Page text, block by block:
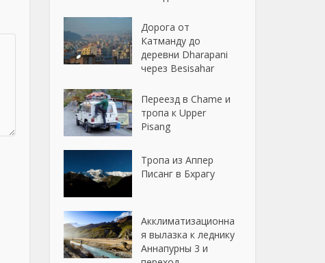
Дорога от
Катманду до
деревни Dharapani
через Besisahar
Переезд в Chame и
тропа к Upper
Pisang
Тропа из Аппер
Писанг в Бхрагу
Акклиматизационна
я вылазка к леднику
Аннапурны 3 и